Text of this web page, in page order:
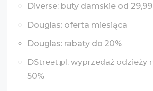
Diverse: buty damskie od 29,99
Douglas: oferta miesiąca
Douglas: rabaty do 20%
DStreet.pl: wyprzedaż odzieży
50%